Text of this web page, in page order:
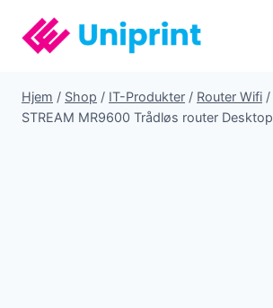
indhold
Hjem / Shop / IT-Produkter / Router Wifi /
STREAM MR9600 Trådløs router Desktop